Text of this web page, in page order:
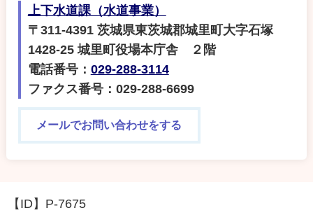
上下水道課（水道事業）
〒311-4391 茨城県東茨城郡城里町大字石塚
1428‐25 城里町役場本庁舎 ２階
電話番号： 029-288-3114
ファクス番号：029-288-6699
メールでお問い合わせをする
【ID】 P-7675